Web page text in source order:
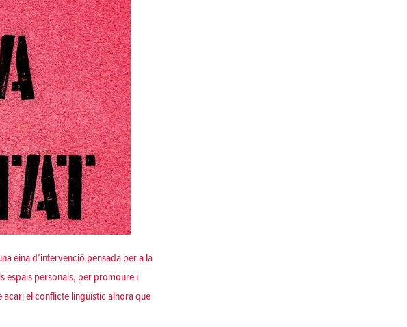
eina d’intervenció pensada per a la
espais personals, per promoure i
acari el conflicte lingüístic alhora que